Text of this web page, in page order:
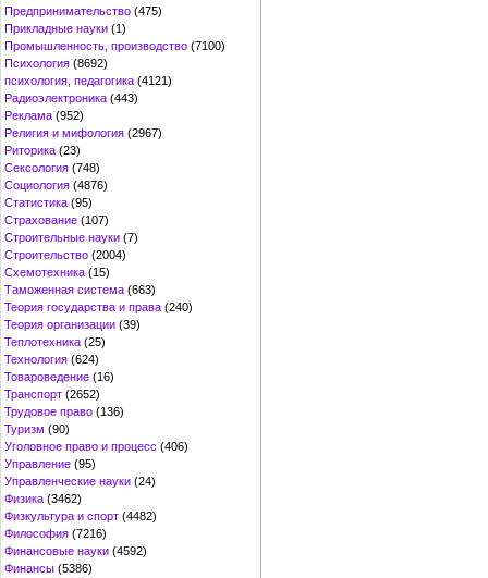
Предпринимательство (475)
Прикладные науки (1)
Промышленность, производство (7100)
Психология (8692)
психология, педагогика (4121)
Радиоэлектроника (443)
Реклама (952)
Религия и мифология (2967)
Риторика (23)
Сексология (748)
Социология (4876)
Статистика (95)
Страхование (107)
Строительные науки (7)
Строительство (2004)
Схемотехника (15)
Таможенная система (663)
Теория государства и права (240)
Теория организации (39)
Теплотехника (25)
Технология (624)
Товароведение (16)
Транспорт (2652)
Трудовое право (136)
Туризм (90)
Уголовное право и процесс (406)
Управление (95)
Управленческие науки (24)
Физика (3462)
Физкультура и спорт (4482)
Философия (7216)
Финансовые науки (4592)
Финансы (5386)